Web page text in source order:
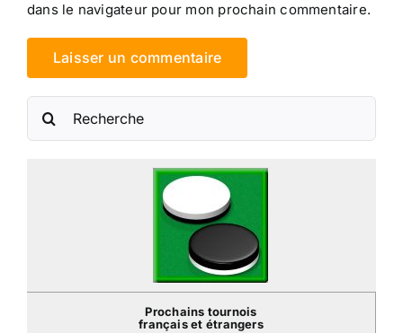
dans le navigateur pour mon prochain commentaire.
Rechercher:
Prochains tournois
français et étrangers